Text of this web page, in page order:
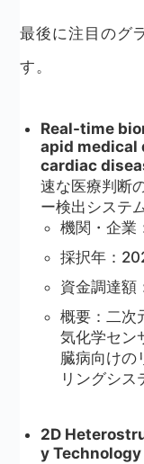
最後に注目のグ
す。
Real-time
apid medical
cardiac
速な医療判断
ー検出システム
機関・企業
採択年：
資金調達額
概要：二次
気化学セン
臓病向けの
リングシス
2D
y Technology